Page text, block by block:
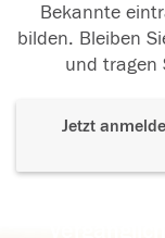
Bekannte
bilden. Bleiben
und tragen
Jetzt